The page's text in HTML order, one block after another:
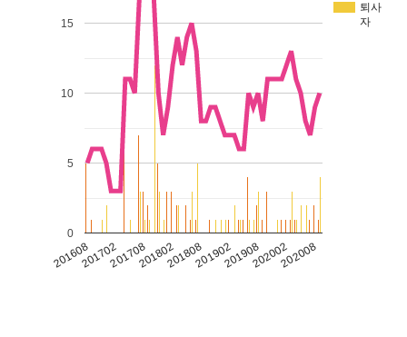
퇴사
자
201608201702201708201802201808201902201908202002202008
0
5
10
15